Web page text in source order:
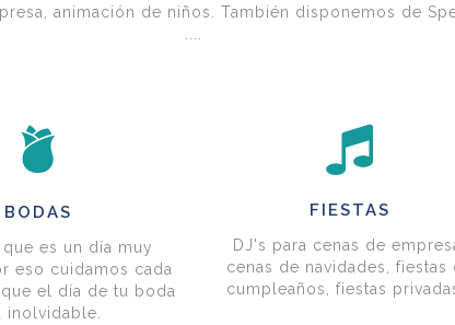
animación de niños. También disponemos de
BODAS
que es un día muy
eso cuidamos cada
el día de tu boda
inolvidable.
FIESTAS
DJ's para cenas de
cenas de navidades, fiestas
cumpleaños, fiestas